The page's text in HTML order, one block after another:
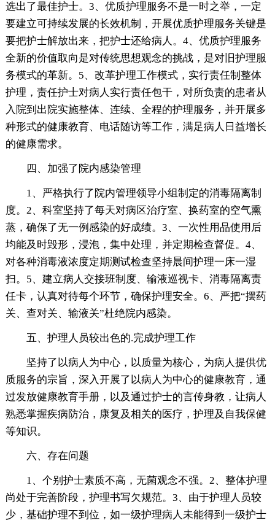
选出了最佳护士。3、优质护理服务不是一时之举，一定
要建立可持续发展的长效机制，开展优质护理服务关键是
要把护士解放出来，把护士还给病人。4、优质护理服务
全新的价值取向是对传统思想观念的挑战，是对旧护理服
务模式的革新。5、改革护理工作模式，实行责任制整体
护理，责任护士对病人实行责任包干，对所负责的患者从
入院到出院实施整体、连续、全程的护理服务，并开展多
种形式的健康教育、电话随访等工作，满足病人日益增长
的健康需求。
四、加强了院内感染管理
1、严格执行了院内管理领导小组制定的消毒隔离制
度。2、科室坚持了每天对病区治疗室、换药室的空气熏
蒸，确保了无一例感染的好成绩。3、一次性用品使用后
均能及时毁形，浸泡，集中处理，并定期检查督促。4、
对各种消毒液浓度定期测试检查坚持晨间护理一床一湿
扫。5、建立病人交接班制度、输液巡视卡、消毒隔离责
任卡，认真对待每个环节，确保护理安全。6、严把“摆药
关、查对关、输液关”杜绝院内感染。
五、护理人员较出色的.完成护理工作
坚持了以病人为中心，以质量为核心，为病人提供优
质服务的宗旨，深入开展了以病人为中心的健康教育，通
过发放健康教育手册，以及通过护士的言传身教，让病人
熟悉掌握疾病防治，康复及相关的医疗，护理及自我保健
等知识。
六、存在问题
1、个别护士素质不高，无菌观念不强。2、整体护理
尚处于完善阶段，护理书写欠规范。3、由于护理人员较
少，基础护理不到位，如一级护理病人未能得到一级护士